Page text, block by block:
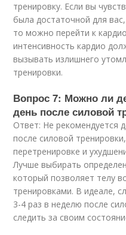
тренировку. Если вы
была достаточной для
то можно перейти к
интенсивность кардио
вызывать излишнего
тренировки.
Вопрос 7: Можно ли
день после силовой
Ответ: Не рекомендуется
после силовой
перетренировке и
Лучше выбирать
который позволяет телу
тренировками. В идеале,
3-4 раз в неделю после
следить за своим